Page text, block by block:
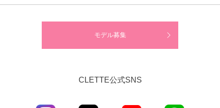
モデル募集
CLETTE公式SNS